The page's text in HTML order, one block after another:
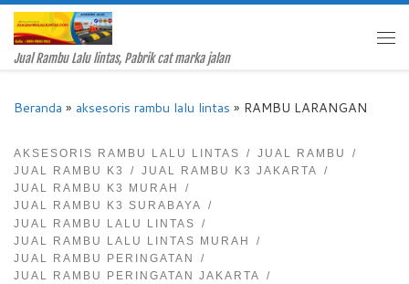
Skip to content
Jual Rambu Lalu lintas, Pabrik cat marka jalan
Beranda » aksesoris rambu lalu lintas » RAMBU LARANGAN
AKSESORIS RAMBU LALU LINTAS
JUAL RAMBU
JUAL RAMBU K3
JUAL RAMBU K3 JAKARTA
JUAL RAMBU K3 MURAH
JUAL RAMBU K3 SURABAYA
JUAL RAMBU LALU LINTAS
JUAL RAMBU LALU LINTAS MURAH
JUAL RAMBU PERINGATAN
JUAL RAMBU PERINGATAN JAKARTA